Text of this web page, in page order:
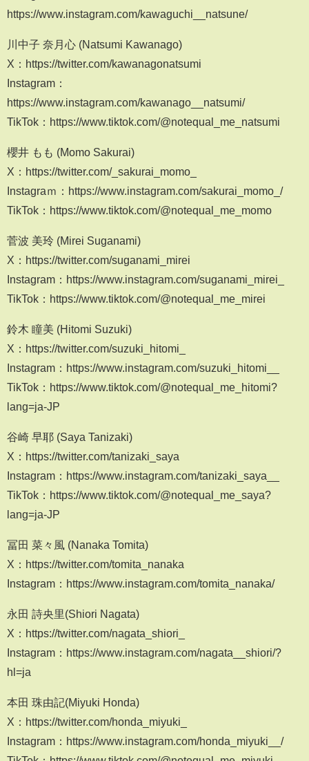
https://www.instagram.com/kawaguchi__natsune/
川中子 奈月心 (Natsumi Kawanago)
X：https://twitter.com/kawanagonatsumi
Instagram：
https://www.instagram.com/kawanago__natsumi/
TikTok：https://www.tiktok.com/@notequal_me_natsumi
櫻井 もも (Momo Sakurai)
X：https://twitter.com/_sakurai_momo_
Instagraｍ：https://www.instagram.com/sakurai_momo_/
TikTok：https://www.tiktok.com/@notequal_me_momo
菅波 美玲 (Mirei Suganami)
X：https://twitter.com/suganami_mirei
Instagram：https://www.instagram.com/suganami_mirei_
TikTok：https://www.tiktok.com/@notequal_me_mirei
鈴木 瞳美 (Hitomi Suzuki)
X：https://twitter.com/suzuki_hitomi_
Instagram：https://www.instagram.com/suzuki_hitomi__
TikTok：https://www.tiktok.com/@notequal_me_hitomi?
lang=ja-JP
谷崎 早耶 (Saya Tanizaki)
X：https://twitter.com/tanizaki_saya
Instagram：https://www.instagram.com/tanizaki_saya__
TikTok：https://www.tiktok.com/@notequal_me_saya?
lang=ja-JP
冨田 菜々風 (Nanaka Tomita)
X：https://twitter.com/tomita_nanaka
Instagram：https://www.instagram.com/tomita_nanaka/
永田 詩央里(Shiori Nagata)
X：https://twitter.com/nagata_shiori_
Instagram：https://www.instagram.com/nagata__shiori/?
hl=ja
本田 珠由記(Miyuki Honda)
X：https://twitter.com/honda_miyuki_
Instagram：https://www.instagram.com/honda_miyuki__/